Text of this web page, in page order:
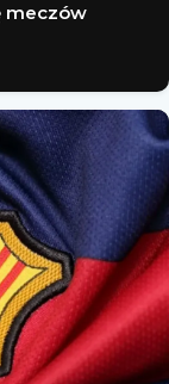
meczów